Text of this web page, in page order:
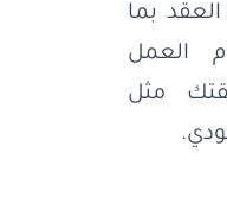
بما
العمل
مثل